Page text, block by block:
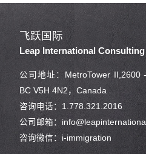
飞跃国际
Leap International
公司地址：MetroTower II,2600
BC V5H 4N2，Canada
咨询电话：1.778.321.2016
公司邮箱：
咨询微信：i-immigration